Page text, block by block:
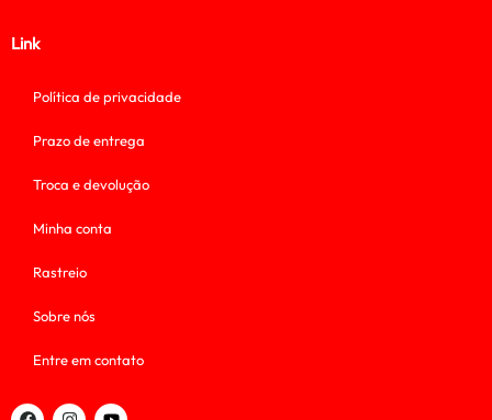
Link
Política de privacidade
Prazo de entrega
Troca e devolução
Minha conta
Rastreio
Sobre nós
Entre em contato